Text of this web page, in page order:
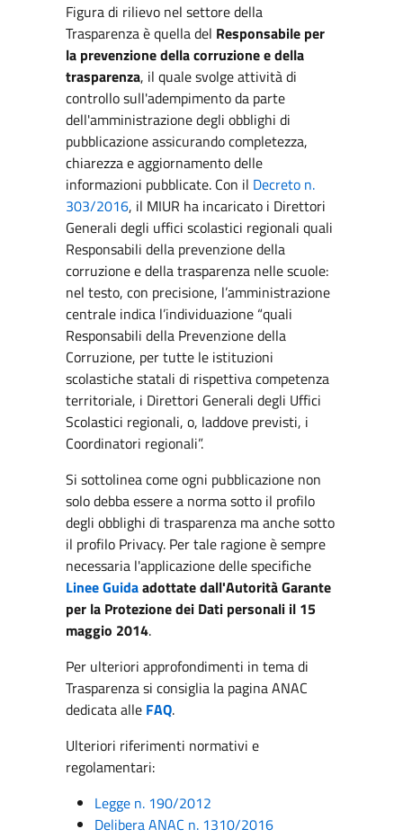
Figura di rilievo nel settore della
Trasparenza è quella del Responsabile per
la prevenzione della corruzione e della
trasparenza, il quale svolge attività di
controllo sull'adempimento da parte
dell'amministrazione degli obblighi di
pubblicazione assicurando completezza,
chiarezza e aggiornamento delle
informazioni pubblicate. Con il Decreto n.
303/2016, il MIUR ha incaricato i Direttori
Generali degli uffici scolastici regionali quali
Responsabili della prevenzione della
corruzione e della trasparenza nelle scuole:
nel testo, con precisione, l’amministrazione
centrale indica l’individuazione “quali
Responsabili della Prevenzione della
Corruzione, per tutte le istituzioni
scolastiche statali di rispettiva competenza
territoriale, i Direttori Generali degli Uffici
Scolastici regionali, o, laddove previsti, i
Coordinatori regionali”.
Si sottolinea come ogni pubblicazione non
solo debba essere a norma sotto il profilo
degli obblighi di trasparenza ma anche sotto
il profilo Privacy. Per tale ragione è sempre
necessaria l'applicazione delle specifiche
Linee Guidaadottate dall'Autorità Garante
per la Protezione dei Dati personali il 15
maggio 2014.
Per ulteriori approfondimenti in tema di
Trasparenza si consiglia la pagina ANAC
dedicata alle FAQ.
Ulteriori riferimenti normativi e
regolamentari:
Legge n. 190/2012
Delibera ANAC n. 1310/2016